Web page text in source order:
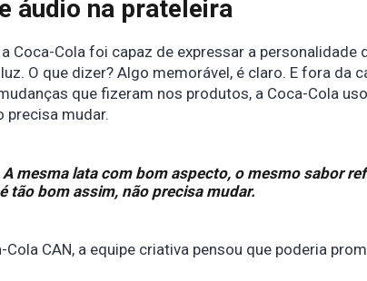
áudio na prateleira
Coca-Cola foi capaz de expressar a personalidade
O que dizer? Algo memorável, é claro. E fora da
que fizeram nos produtos, a Coca-Cola
precisa mudar.
mesma lata com bom aspecto, o mesmo sabor
tão bom assim, não precisa mudar.
CAN, a equipe criativa pensou que poderia